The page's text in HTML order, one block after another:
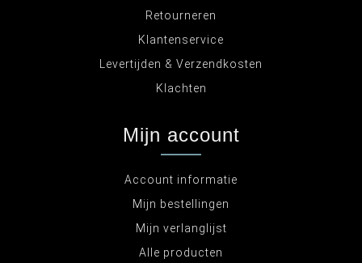
Retourneren
Klantenservice
Levertijden & Verzendkosten
Klachten
Mijn account
Account informatie
Mijn bestellingen
Mijn verlanglijst
Alle producten